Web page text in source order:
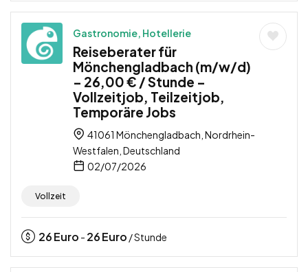
Gastronomie, Hotellerie
Reiseberater für
Mönchengladbach (m/w/d)
– 26,00 € / Stunde –
Vollzeitjob, Teilzeitjob,
Temporäre Jobs
41061 Mönchengladbach, Nordrhein-
Westfalen, Deutschland
02/07/2026
Vollzeit
26Euro - 26Euro / Stunde